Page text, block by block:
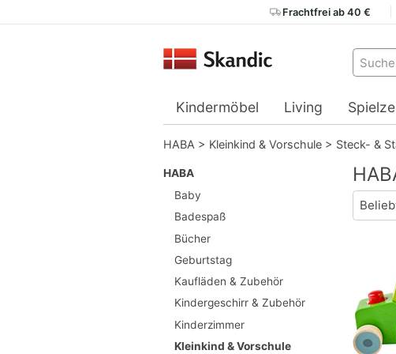
Frachtfrei ab 40 €
Kindermöbel Living
HABA > Kleinkind & Vorschule > Steck- &
HABA
Baby
Badespaß
Bücher
Geburtstag
Kaufläden & Zubehör
Kindergeschirr & Zubehör
Kinderzimmer
Kleinkind & Vorschule